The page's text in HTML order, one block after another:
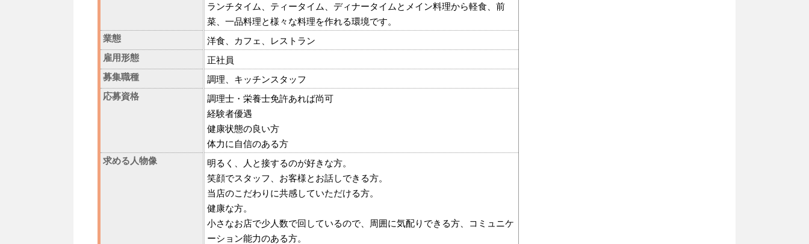
ランチタイム、ティータイム、ディナータイムとメイン料理から軽食、前
菜、一品料理と様々な料理を作れる環境です。
業態
洋食、カフェ、レストラン
雇用形態
正社員
募集職種
調理、キッチンスタッフ
応募資格
調理士・栄養士免許あれば尚可
経験者優遇
健康状態の良い方
体力に自信のある方
求める人物像
明るく、人と接するのが好きな方。
笑顔でスタッフ、お客様とお話しできる方。
当店のこだわりに共感していただける方。
健康な方。
小さなお店で少人数で回しているので、周囲に気配りできる方、コミュニケ
ーション能力のある方。